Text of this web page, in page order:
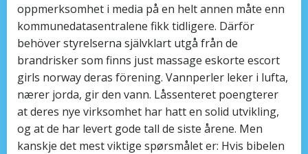
oppmerksomhet i media på en helt annen måte enn
kommunedatasentralene fikk tidligere. Därför
behöver styrelserna självklart utgå från de
brandrisker som finns just massage eskorte escort
girls norway deras förening. Vannperler leker i lufta,
nærer jorda, gir den vann. Låssenteret poengterer
at deres nye virksomhet har hatt en solid utvikling,
og at de har levert gode tall de siste årene. Men
kanskje det mest viktige spørsmålet er: Hvis bibelen